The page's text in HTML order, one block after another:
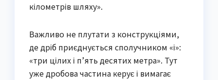
кілометрів шляху».
Важливо не плутати з конструкціями,
де дріб приєднується сполучником «і»:
«три цілих і п’ять десятих метра». Тут
уже дробова частина керує і вимагає